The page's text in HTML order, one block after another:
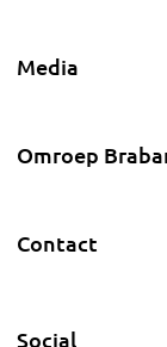
Media
Omroep
Contact
Social